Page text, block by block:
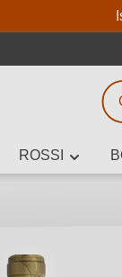
ROSSI
Ricerca vini
Inserisci